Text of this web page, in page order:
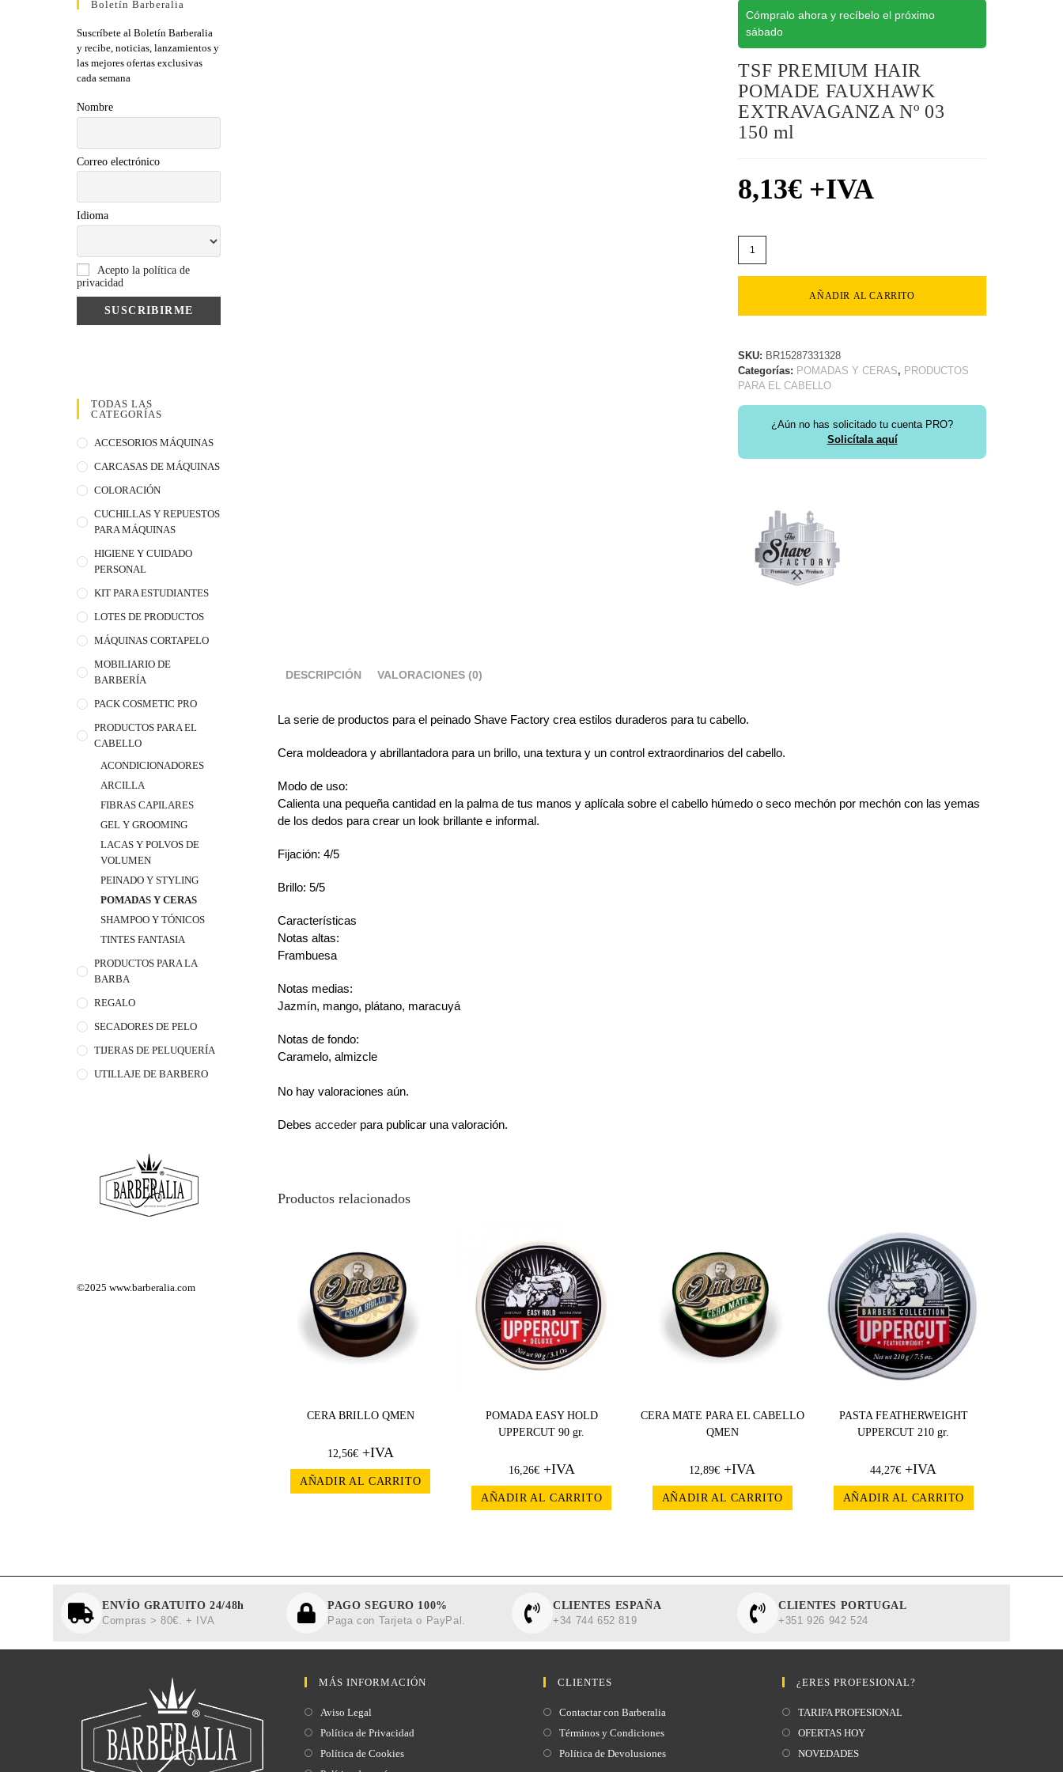
Boletín Barberalia
Suscríbete al Boletín Barberalia
y recibe, noticias, lanzamientos y
las mejores ofertas exclusivas
cada semana
Nombre
Correo electrónico
Idioma
Acepto la política de
privacidad
TODAS LAS
CATEGORÍAS
ACCESORIOS MÁQUINAS
CARCASAS DE MÁQUINAS
COLORACIÓN
CUCHILLAS Y REPUESTOS
PARA MÁQUINAS
HIGIENE Y CUIDADO
PERSONAL
KIT PARA ESTUDIANTES
LOTES DE PRODUCTOS
MÁQUINAS CORTAPELO
MOBILIARIO DE
BARBERÍA
PACK COSMETIC PRO
PRODUCTOS PARA EL
CABELLO
ACONDICIONADORES
ARCILLA
FIBRAS CAPILARES
GEL Y GROOMING
LACAS Y POLVOS DE
VOLUMEN
PEINADO Y STYLING
POMADAS Y CERAS
SHAMPOO Y TÓNICOS
TINTES FANTASIA
PRODUCTOS PARA LA
BARBA
REGALO
SECADORES DE PELO
TIJERAS DE PELUQUERÍA
UTILLAJE DE BARBERO
©2025www.barberalia.com
Cómpralo ahora y recíbelo el próximo
sábado
TSF PREMIUM HAIR
POMADE FAUXHAWK
EXTRAVAGANZA Nº 03
150 ml
8,13€ +IVA
AÑADIR AL CARRITO
SKU: BR15287331328
Categorías: POMADAS Y CERAS, PRODUCTOS
PARA EL CABELLO
¿Aún no has solicitado tu cuenta PRO?
Solicítala aquí
DESCRIPCIÓN VALORACIONES (0)
La serie de productos para el peinado Shave Factory crea estilos duraderos para tu cabello.
Cera moldeadora y abrillantadora para un brillo, una textura y un control extraordinarios del cabello.
Modo de uso:
Calienta una pequeña cantidad en la palma de tus manos y aplícala sobre el cabello húmedo o seco mechón por mechón con las yemas
de los dedos para crear un look brillante e informal.
Fijación: 4/5
Brillo: 5/5
Características
Notas altas:
Frambuesa
Notas medias:
Jazmín, mango, plátano, maracuyá
Notas de fondo:
Caramelo, almizcle
No hay valoraciones aún.
Debesacceder para publicar una valoración.
Productos relacionados
CERA BRILLO QMEN
12,56€+IVA
AÑADIR AL CARRITO
POMADA EASY HOLD
UPPERCUT 90 gr.
16,26€+IVA
AÑADIR AL CARRITO
CERA MATE PARA EL CABELLO
QMEN
12,89€ +IVA
AÑADIR AL CARRITO
PASTA FEATHERWEIGHT
UPPERCUT 210 gr.
44,27€ +IVA
AÑADIR AL CARRITO
ENVÍO GRATUITO 24/48h
Compras > 80€. + IVA
PAGO SEGURO 100%
Paga con Tarjeta o PayPal.
CLIENTES ESPAÑA
+34 744 652 819
CLIENTES PORTUGAL
+351 926 942 524
MÁS INFORMACIÓN
Aviso Legal
Política de Privacidad
Política de Cookies
CLIENTES
Contactar con Barberalia
Términos y Condiciones
Política de Devolusiones
¿ERES PROFESIONAL?
TARIFA PROFESIONAL
OFERTAS HOY
NOVEDADES